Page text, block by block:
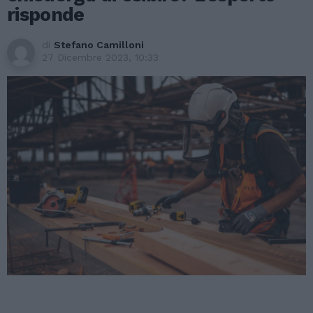
risponde
di Stefano Camilloni
27 Dicembre 2023, 10:33